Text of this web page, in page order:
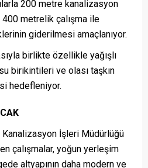
200 metre kanalizasyon
400 metrelik çalışma ile
giderilmesi amaçlanıyor.
birlikte özellikle yağışlı
birikintileri ve olası taşkın
hedefleniyor.
İşleri Müdürlüğü
çalışmalar, yoğun yerleşim
altyapının daha modern ve